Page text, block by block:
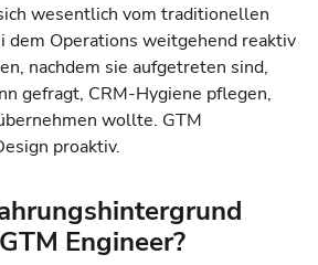
wesentlich vom traditionellen
dem Operations weitgehend reaktiv
nachdem sie aufgetreten sind,
gefragt, CRM-Hygiene pflegen,
wollte. GTM
proaktiv.
Engineer?